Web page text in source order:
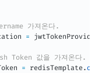
가져온다.
= jwtTokenProvider
Token 값을 가져온다.
= redisTemplate.